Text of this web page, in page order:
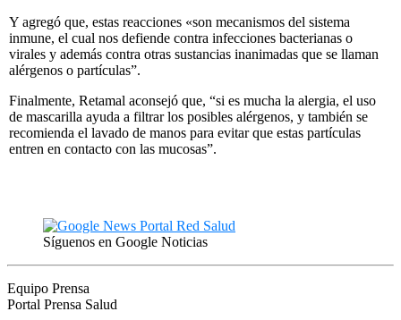
Y agregó que, estas reacciones «son mecanismos del sistema
inmune, el cual nos defiende contra infecciones bacterianas o
virales y además contra otras sustancias inanimadas que se llaman
alérgenos o partículas”.
Finalmente, Retamal aconsejó que, “si es mucha la alergia, el uso
de mascarilla ayuda a filtrar los posibles alérgenos, y también se
recomienda el lavado de manos para evitar que estas partículas
entren en contacto con las mucosas”.
Síguenos en Google Noticias
Equipo Prensa
Portal Prensa Salud